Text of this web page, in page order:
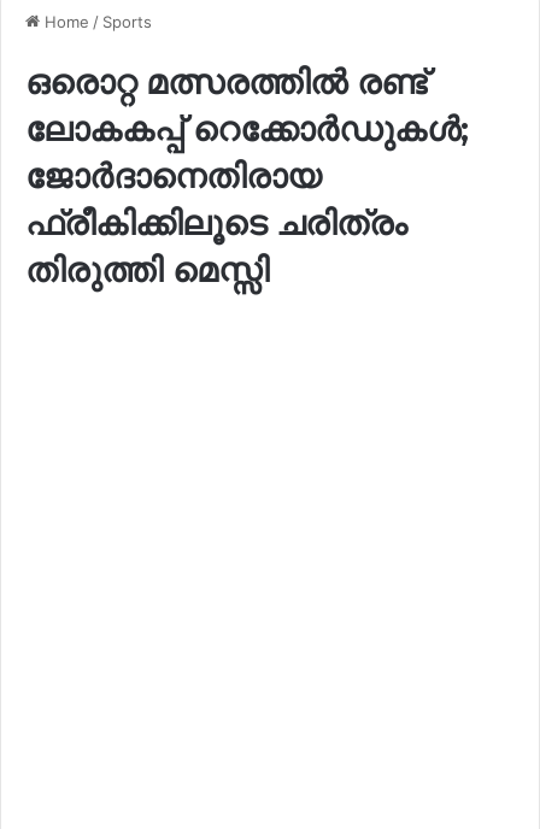
Home / Sports
ഒരൊറ്റ മത്സരത്തിൽ രണ്ട്
ലോകകപ്പ് റെക്കോർഡുകൾ;
ജോർദാനെതിരായ
ഫ്രീകിക്കിലൂടെ ചരിത്രം
തിരുത്തി മെസ്സി